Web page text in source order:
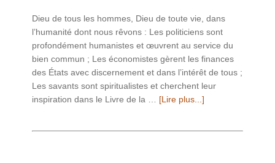
Dieu de tous les hommes, Dieu de toute vie, dans
l’humanité dont nous rêvons : Les politiciens sont
profondément humanistes et œuvrent au service du
bien commun ; Les économistes gèrent les finances
des États avec discernement et dans l’intérêt de tous ;
Les savants sont spiritualistes et cherchent leur
inspiration dans le Livre de la … [Lire plus...]